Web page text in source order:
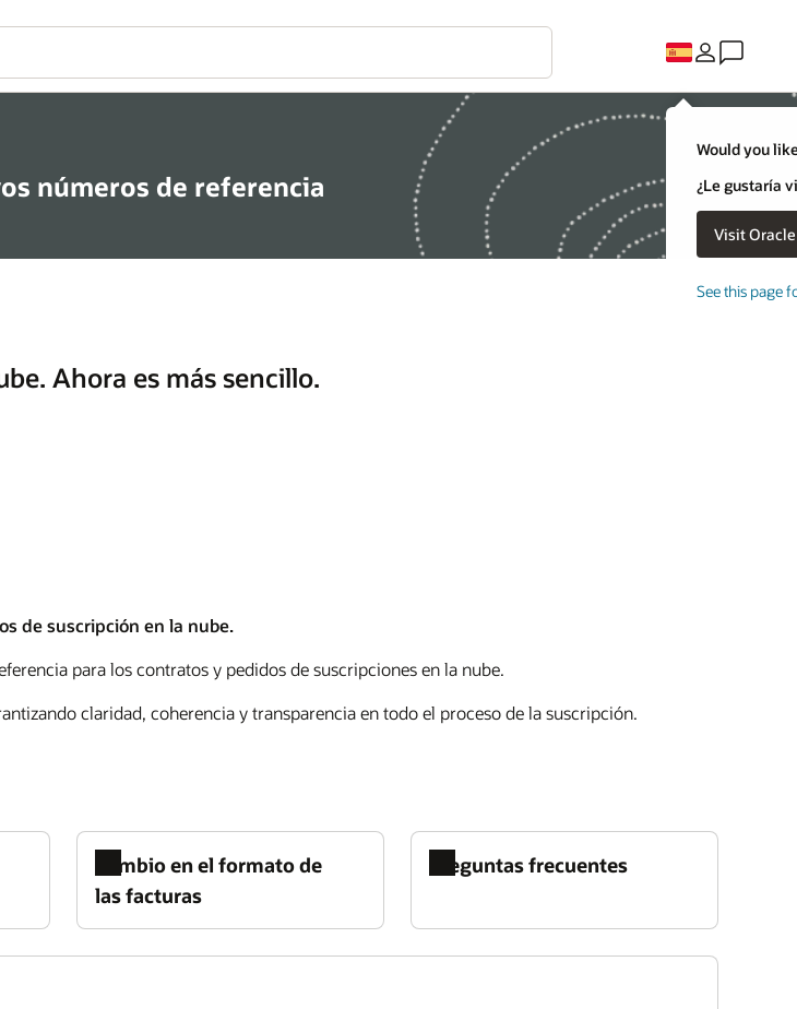
Would you
¿Le gustaría
See this page
números de referencia
Ahora es más sencillo.
de suscripción en la nube.
para los contratos y pedidos de suscripciones en la nube.
claridad, coherencia y transparencia en todo el proceso de la suscripción.
Cambio en el formato de
las facturas
Preguntas frecuentes